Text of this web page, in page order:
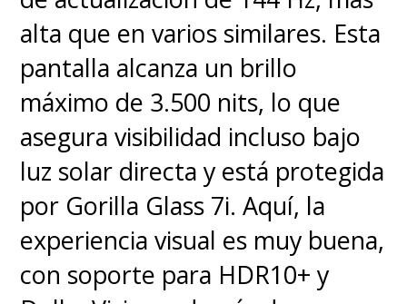
mensajes que busca entregar
Nolan.Sí, es la historia de la
bomba, pero es más que eso
Murphy se lleva, y con
honores, el peso de la
película, pero ver a Robert
Downey Jr. convertirse en
alta que en varios similares. Esta
pantalla alcanza un brillo
máximo de 3.500 nits, lo que
asegura visibilidad incluso bajo
luz solar directa y está protegida
por Gorilla Glass 7i. Aquí, la
experiencia visual es muy buena,
con soporte para HDR10+ y